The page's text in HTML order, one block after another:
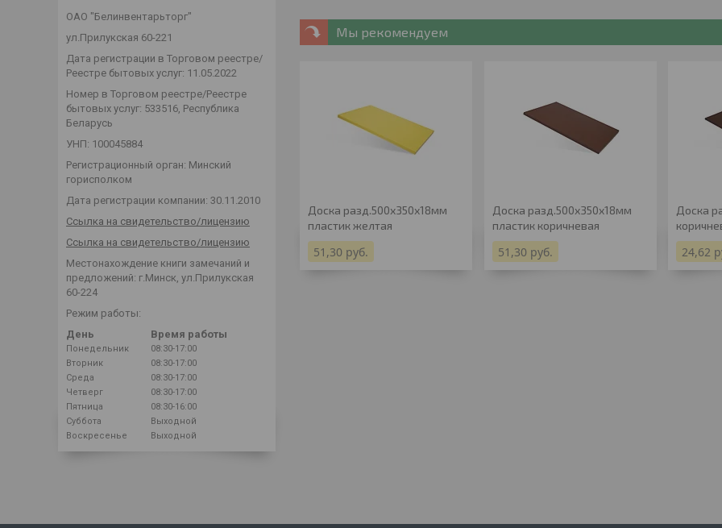
Мы рекомендуем
Доска разд.500х350х18мм
пластик желтая
51,30 руб.
Доска разд.500х350х18мм
пластик коричневая
51,30 руб.
Доска
24,62
ОАО "Белинвентарьторг"
ул.Прилукская 60-221
Дата регистрации в Торговом реестре/
Реестре бытовых услуг: 11.05.2022
Номер в Торговом реестре/Реестре
бытовых услуг: 533516, Республика
Беларусь
УНП: 100045884
Регистрационный орган: Минский
горисполком
Дата регистрации компании: 30.11.2010
Ссылка на свидетельство/лицензию
Ссылка на свидетельство/лицензию
Местонахождение книги замечаний и
предложений: г.Минск, ул.Прилукская
60-224
Режим работы:
День
Время работы
Понедельник
08:30-17:00
Вторник
08:30-17:00
Среда
08:30-17:00
Четверг
08:30-17:00
Пятница
08:30-16:00
Суббота
Выходной
Воскресенье
Выходной